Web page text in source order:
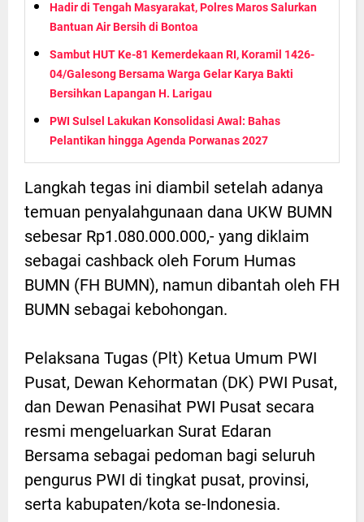
Hadir di Tengah Masyarakat, Polres Maros Salurkan
Bantuan Air Bersih di Bontoa
Sambut HUT Ke-81 Kemerdekaan RI, Koramil 1426-
04/Galesong Bersama Warga Gelar Karya Bakti
Bersihkan Lapangan H. Larigau
PWI Sulsel Lakukan Konsolidasi Awal: Bahas
Pelantikan hingga Agenda Porwanas 2027
Langkah tegas ini diambil setelah adanya
temuan penyalahgunaan dana UKW BUMN
sebesar Rp1.080.000.000,- yang diklaim
sebagai cashback oleh Forum Humas
BUMN (FH BUMN), namun dibantah oleh FH
BUMN sebagai kebohongan.
Pelaksana Tugas (Plt) Ketua Umum PWI
Pusat, Dewan Kehormatan (DK) PWI Pusat,
dan Dewan Penasihat PWI Pusat secara
resmi mengeluarkan Surat Edaran
Bersama sebagai pedoman bagi seluruh
pengurus PWI di tingkat pusat, provinsi,
serta kabupaten/kota se-Indonesia.